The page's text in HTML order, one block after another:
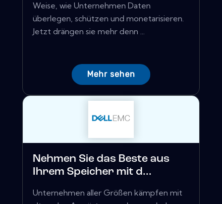
Weise, wie Unternehmen Daten
überlegen, schützen und monetarisieren.
Jetzt drängen sie mehr denn ...
Mehr sehen
Nehmen Sie das Beste aus
Ihrem Speicher mit d...
Unternehmen aller Größen kämpfen mit